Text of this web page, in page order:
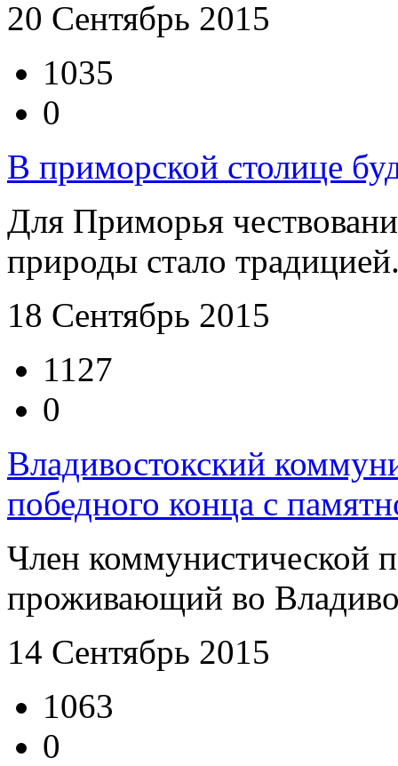
20 Сентябрь 2015
1035
0
В приморской столице
Для Приморья
природы стало
18 Сентябрь 2015
1127
0
Владивостокский
победного конца с
Член коммунистической
проживающий во
14 Сентябрь 2015
1063
0